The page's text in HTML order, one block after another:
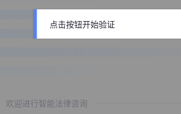
欢迎进行智能法律咨询
点击按钮开始验证